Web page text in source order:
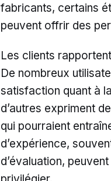
fabricants, certains
peuvent offrir des
Les clients
De nombreux
satisfaction quant à
d’autres expriment
qui pourraient
d’expérience,
d’évaluation,